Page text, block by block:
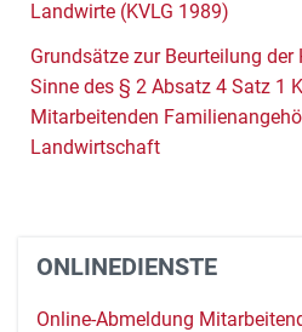
Landwirte (KVLG 1989)
Grundsätze zur Beurteilung
Sinne des § 2 Absatz 4 Satz 1
Mitarbeitenden
Landwirtschaft
ONLINEDIENSTE
Online-Abmeldung